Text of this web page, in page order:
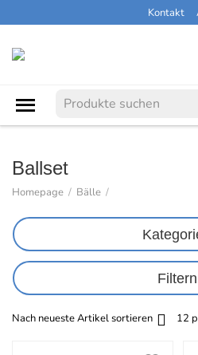
Kontakt
Ballset
Homepage / Bälle /
Filtern
Nach neueste Artikel sortieren 12